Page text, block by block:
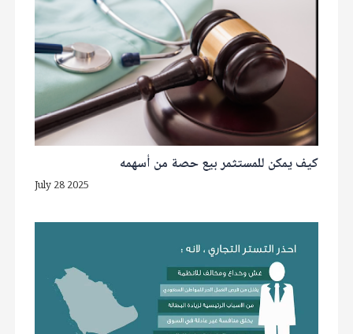
كيف يمكن للمستثمر بيع حصة من أسهمه
July 28 2025